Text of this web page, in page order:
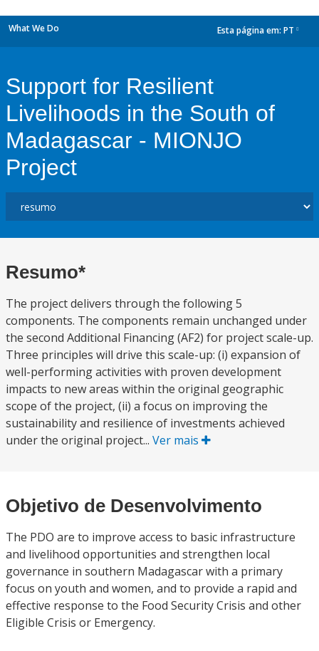
What We Do Esta página em: PT
Support for Resilient
Livelihoods in the South of
Madagascar - MIONJO
Project
Resumo*
The project delivers through the following 5
components. The components remain unchanged under
the second Additional Financing (AF2) for project scale-up.
Three principles will drive this scale-up: (i) expansion of
well-performing activities with proven development
impacts to new areas within the original geographic
scope of the project, (ii) a focus on improving the
sustainability and resilience of investments achieved
under the original project... Ver mais
Objetivo de Desenvolvimento
The PDO are to improve access to basic infrastructure
and livelihood opportunities and strengthen local
governance in southern Madagascar with a primary
focus on youth and women, and to provide a rapid and
effective response to the Food Security Crisis and other
Eligible Crisis or Emergency.